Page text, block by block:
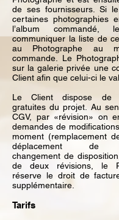
de ses fournisseurs. Si
certaines photographies
l’album
communiquer la liste de
au Photographe au
commande. Le
sur la galerie privée une
Client afin que celui-ci le
Le Client dispose de
gratuites du projet. Au
CGV, par «révision» on
demandes de
moment (remplacement
déplacement de
changement de
de deux révisions, le
réserve le droit de
supplémentaire.
Tarifs